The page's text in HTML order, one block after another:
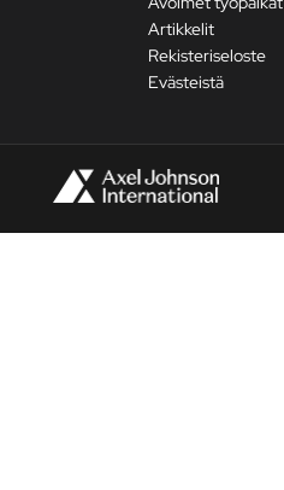
Artikkelit
Rekisteriseloste
Evästeistä